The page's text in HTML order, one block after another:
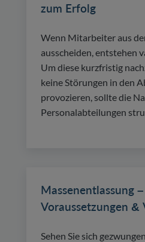
zum Erfolg
Wenn Mitarbeiter aus
ausscheiden, entstehen
Um diese kurzfristig
keine Störungen in den
provozieren, sollte die
Personalabteilungen
Massenentlassung –
Voraussetzungen &
Sehen Sie sich